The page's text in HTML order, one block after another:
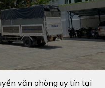
văn phòng uy tín tại